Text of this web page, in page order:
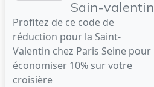
Sain-valentin
Profitez de ce code de
réduction pour la Saint-
Valentin chez Paris Seine pour
économiser 10% sur votre
croisière